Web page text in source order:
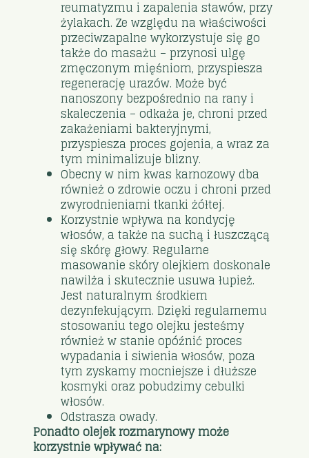
reumatyzmu i zapalenia stawów, przy
żylakach. Ze względu na właściwości
przeciwzapalne wykorzystuje się go
także do masażu – przynosi ulgę
zmęczonym mięśniom, przyspiesza
regenerację urazów. Może być
nanoszony bezpośrednio na rany i
skaleczenia – odkaża je, chroni przed
zakażeniami bakteryjnymi,
przyspiesza proces gojenia, a wraz za
tym minimalizuje blizny.
Obecny w nim kwas karnozowy dba
również o zdrowie oczu i chroni przed
zwyrodnieniami tkanki żółtej.
Korzystnie wpływa na kondycję
włosów, a także na suchą i łuszczącą
się skórę głowy. Regularne
masowanie skóry olejkiem doskonale
nawilża i skutecznie usuwa łupież.
Jest naturalnym środkiem
dezynfekującym. Dzięki regularnemu
stosowaniu tego olejku jesteśmy
również w stanie opóźnić proces
wypadania i siwienia włosów, poza
tym zyskamy mocniejsze i dłuższe
kosmyki oraz pobudzimy cebulki
włosów.
Odstrasza owady.
Ponadto olejek rozmarynowy może
korzystnie wpływać na: